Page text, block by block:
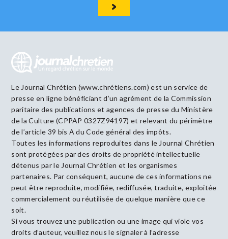
Le Journal Chrétien (www.chrétiens.com) est un service de
presse en ligne bénéficiant d’un agrément de la Commission
paritaire des publications et agences de presse du Ministère
de la Culture (CPPAP 0327Z94197) et relevant du périmètre
de l’article 39 bis A du Code général des impôts.
Toutes les informations reproduites dans le Journal Chrétien
sont protégées par des droits de propriété intellectuelle
détenus par le Journal Chrétien et les organismes
partenaires. Par conséquent, aucune de ces informations ne
peut être reproduite, modifiée, rediffusée, traduite, exploitée
commercialement ou réutilisée de quelque manière que ce
soit.
Si vous trouvez une publication ou une image qui viole vos
droits d’auteur, veuillez nous le signaler à l’adresse